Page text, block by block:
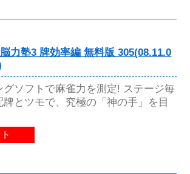
力塾3 牌効率編 無料版 305(08.11.0
グソフトで麻雀力を測定! ステージ毎
とツモで、究極の「神の手」を目